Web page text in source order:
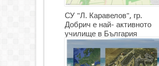
СУ "Л. Каравелов", гр.
Добрич е най- активното
училище в България